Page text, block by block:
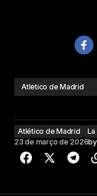
Atletico de Madrid
Atlético de Madrid La
23 de março de 2026by